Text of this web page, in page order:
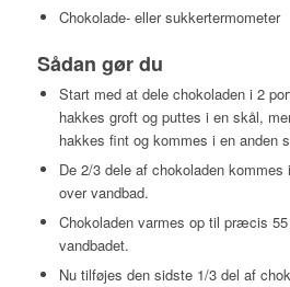
Chokolade- eller sukkertermometer
Sådan gør du
Start med at dele chokoladen i 2
hakkes groft og puttes i en skål,
hakkes fint og kommes i en anden
De 2/3 dele af chokoladen
over vandbad.
Chokoladen varmes op til præcis
vandbadet.
Nu tilføjes den sidste 1/3 del af